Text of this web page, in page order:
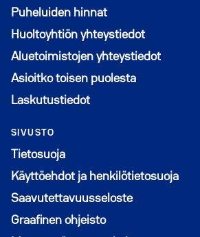
Puheluiden hinnat
Huoltoyhtiön yhteystiedot
Aluetoimistojen yhteystiedot
Asioitko toisen puolesta
Laskutustiedot
SIVUSTO
Tietosuoja
Käyttöehdot ja henkilötietosuoja
Saavutettavuusseloste
Graafinen ohjeisto